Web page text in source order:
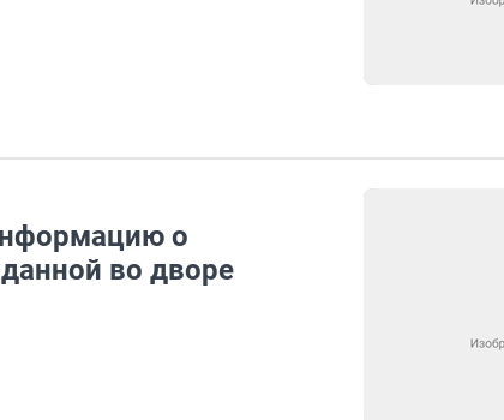
о
во дворе